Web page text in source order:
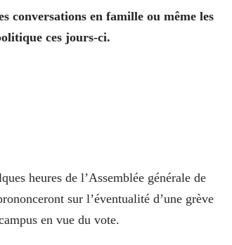
conversations en famille ou même les
ces jours-ci.
heures de l’Assemblée générale de
sur l’éventualité d’une grève
en vue du vote.